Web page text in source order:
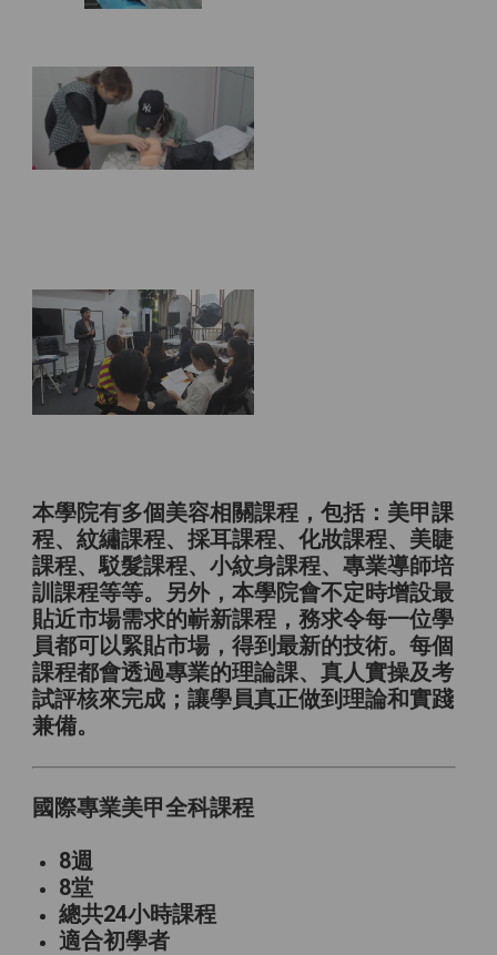
本學院有多個美容相關課程，包括：美甲課
程、紋繡課程、採耳課程、化妝課程、美睫
課程、駁髮課程、小紋身課程、專業導師培
訓課程等等。另外，本學院會不定時增設最
貼近市場需求的嶄新課程，務求令每一位學
員都可以緊貼市場，得到最新的技術。每個
課程都會透過專業的理論課、真人實操及考
試評核來完成；讓學員真正做到理論和實踐
兼備。
國際專業美甲全科課程
8週
8堂
總共24小時課程
適合初學者